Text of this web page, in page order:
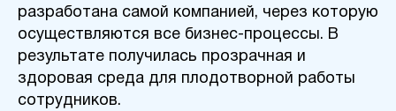
разработана самой компанией, через которую
осуществляются все бизнес-процессы. В
результате получилась прозрачная и
здоровая среда для плодотворной работы
сотрудников.